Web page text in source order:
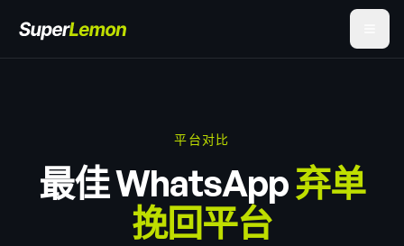
平台对比
最佳 WhatsApp弃单
挽回平台